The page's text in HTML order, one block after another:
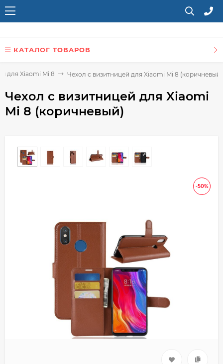
КАТАЛОГ ТОВАРОВ
для Xiaomi Mi 8 Чехол с визитницей для Xiaomi Mi 8 (коричневый)
Чехол с визитницей для Xiaomi
Mi 8 (коричневый)
-50%